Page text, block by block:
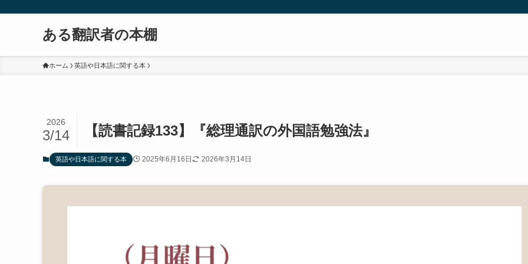
ある翻訳者の本棚
ホーム 英語や日本語に関する本
【読書記録133】『総理通訳の外国語勉強法』
2026
3/14
英語や日本語に関する本 2025年6月16日 2026年3月14日